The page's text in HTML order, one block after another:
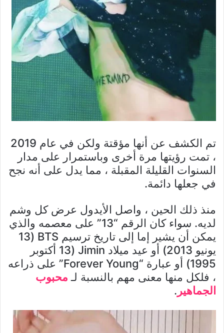
تم الكشف عن أنها مؤقتة ولكن في عام 2019
، تمت رؤيتها مرة أخرى وباستمرار على مدار
السنوات القليلة المقبلة ، مما يدل على أنه نجح
في جعلها دائمة.
منذ ذلك الحين ، واصل الأيدول عرض كل وشم
لديه. سواء كان الرقم “13” على معصمه والذي
يمكن أن يشير إما إلى تاريخ ترسيم BTS (13
يونيو 2013) أو عيد ميلاد Jimin (13 أكتوبر
1995) أو عبارة “Forever Young” على ذراعه
، فلكل منها معنى مهم بالنسبة لـ محبوب
الجماهير .